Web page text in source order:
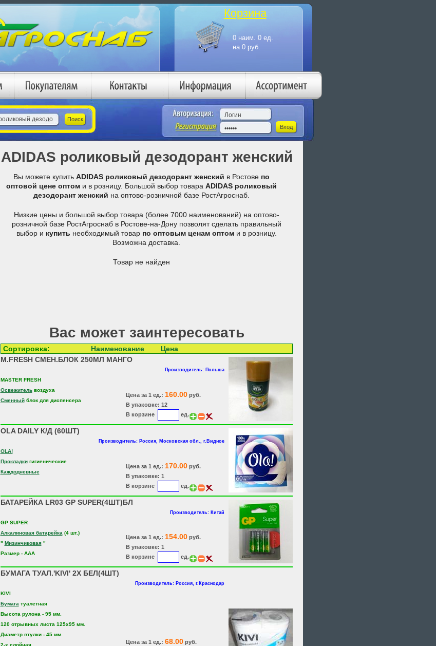
Корзина
ADIDAS роликовый дезодорант женский
Вы можете купить ADIDAS роликовый дезодорант женский в Ростове по
оптовой цене оптоми в розницу. Большой выбор товара ADIDAS роликовый
дезодорант женский на оптово-розничной базе РостАгроснаб.
Низкие цены и большой выбор товара (более 7000 наименований) на оптово-
розничной базе РостАгроснаб в Ростове-на-Дону позволят сделать правильный
выбор и купить необходимый товар по оптовым ценам оптоми в розницу.
Возможна доставка.
Товар не найден
Вас может заинтересовать
Сортировка: Наименование
Цена
M.FRESH СМЕН.БЛОК 250МЛ МАНГО
Производитель: Польша
MASTER FRESH
Освежительвоздуха
Сменныйблок для диспенсера
Цена за 1 ед.: 160.00руб.
В упаковке: 12
В корзине
ед.
OLA DAILY К/Д (60ШТ)
Производитель: Россия, Московская обл., г.Видное
OLA!
Прокладкигигиенические
Каждодневные
Цена за 1 ед.: 170.00руб.
В упаковке: 1
В корзине
ед.
БАТАРЕЙКА LR03 GP SUPER(4ШТ)БЛ
Производитель: Китай
GP SUPER
Алкалиновая батарейка (4 шт.)
" Мизинчиковая"
Размер - ААА
Цена за 1 ед.: 154.00руб.
В упаковке: 1
В корзине
ед.
БУМАГА ТУАЛ.'KIVI' 2X БЕЛ(4ШТ)
Производитель: Россия, г.Краснодар
KIVI
Бумага туалетная
Высота рулона - 95 мм.
120 отрывных листа 125х95 мм.
Диаметр втулки - 45 мм.
2-х слойная.
Цена за 1 ед.: 68.00руб.